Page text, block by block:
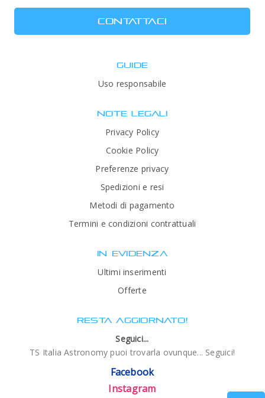
CONTATTACI
GUIDE
Uso responsabile
NOTE LEGALI
Privacy Policy
Cookie Policy
Preferenze privacy
Spedizioni e resi
Metodi di pagamento
Termini e condizioni contrattuali
IN EVIDENZA
Ultimi inserimenti
Offerte
RESTA AGGIORNATO!
Seguici...
TS Italia Astronomy puoi trovarla ovunque... Seguici!
Facebook
Instagram